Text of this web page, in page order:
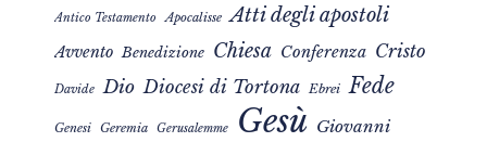
Antico Testamento Apocalisse Atti degli apostoli
Avvento Benedizione Chiesa Conferenza Cristo
Davide Dio Diocesi di Tortona Ebrei Fede
Genesi Geremia Gerusalemme Gesù Giovanni